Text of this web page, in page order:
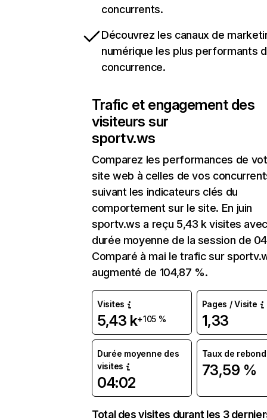
concurrents.
Découvrez les canaux de
numérique les plus performants
concurrence.
Trafic et engagement des
visiteurs sur
sportv.ws
Comparez les performances de
site web à celles de vos
suivant les indicateurs clés du
comportement sur le site. En juin
sportv.ws a reçu 5,43 k visites
durée moyenne de la session de
Comparé à mai le trafic sur
augmenté de 104,87 %.
Visites
5,43 k+105 %
Pages / Visite
1,33
Durée moyenne des
visites
04:02
Taux de rebond
73,59 %
Total des visites durant les 3